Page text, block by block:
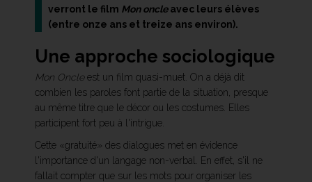
verront le film Mon oncleavec leurs élèves
(entre onze ans et treize ans environ).
Une approche sociologique
Mon Oncleest un film quasi-muet. On a déjà dit
combien les paroles font partie de la situation, presque
au même titre que le décor ou les costumes. Elles
participent fort peu à l'intrigue.
Cette «gratuité» des dialogues met en évidence
l'importance d'un langage non-verbal. En effet, s'il ne
fallait compter que sur les mots pour organiser les